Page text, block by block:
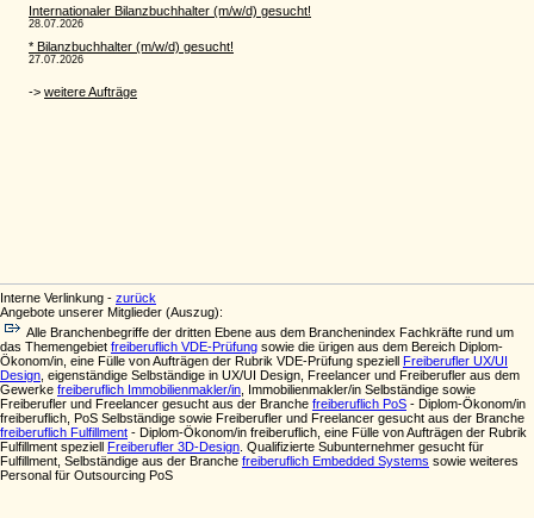
Interne Verlinkung - zurück
Angebote unserer Mitglieder (Auszug):
Alle Branchenbegriffe der dritten Ebene aus dem Branchenindex Fachkräfte rund um
das Themengebiet freiberuflich VDE-Prüfung sowie die ürigen aus dem Bereich Diplom-
Ökonom/in, eine Fülle von Aufträgen der Rubrik VDE-Prüfung speziell Freiberufler UX/UI
Design , eigenständige Selbständige in UX/UI Design, Freelancer und Freiberufler aus dem
Gewerke freiberuflich Immobilienmakler/in , Immobilienmakler/in Selbständige sowie
Freiberufler und Freelancer gesucht aus der Branche freiberuflich PoS - Diplom-Ökonom/in
freiberuflich, PoS Selbständige sowie Freiberufler und Freelancer gesucht aus der Branche
freiberuflich Fulfillment - Diplom-Ökonom/in freiberuflich, eine Fülle von Aufträgen der Rubrik
Fulfillment speziell Freiberufler 3D-Design . Qualifizierte Subunternehmer gesucht für
Fulfillment, Selbständige aus der Branche freiberuflich Embedded Systems sowie weiteres
Personal für Outsourcing PoS